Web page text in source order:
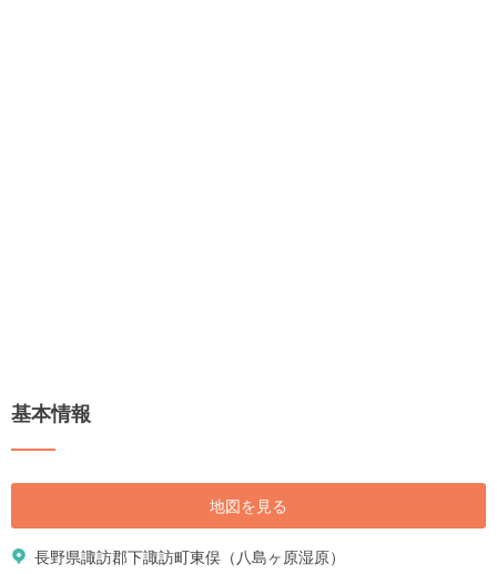
基本情報
地図を見る
長野県諏訪郡下諏訪町東俣（八島ヶ原湿原）